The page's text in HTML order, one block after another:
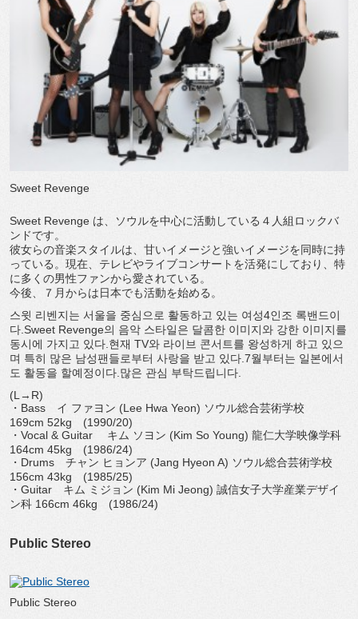
Sweet Revenge
Sweet Revenge は、ソウルを中心に活動している４人組ロックバ
ンドです。
彼女らの音楽スタイルは、甘いイメージと強いイメージを同時に持
っている。現在、テレビやライブコンサートを活発にしており、特
に多くの男性ファンから愛されている。
今後、７月からは日本でも活動を始める。
스윗 리벤지는 서울을 중심으로 활동하고 있는 여성4인조 록밴드이
다.Sweet Revenge의 음악 스타일은 달콤한 이미지와 강한 이미지를
동시에 가지고 있다.현재 TV와 라이브 콘서트를 왕성하게 하고 있으
며 특히 많은 남성팬들로부터 사랑을 받고 있다.7월부터는 일본에서
도 활동을 할예정이다.많은 관심 부탁드립니다.
(L→R)
・Bass イ ファヨン (Lee Hwa Yeon) ソウル総合芸術学校
169cm 52kg (1990/20)
・Vocal & Guitar キム ソヨン (Kim So Young) 龍仁大学映像学科
164cm 45kg (1986/24)
・Drums チャン ヒョンア (Jang Hyeon A) ソウル総合芸術学校
156cm 43kg (1985/25)
・Guitar キム ミジョン (Kim Mi Jeong) 誠信女子大学産業デザイ
ン科 166cm 46kg (1986/24)
Public Stereo
Public Stereo